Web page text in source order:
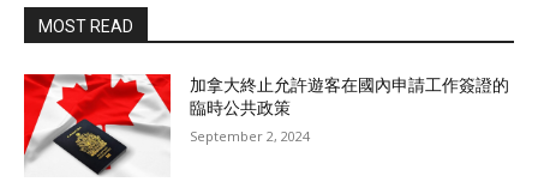
MOST READ
加拿大終止允許遊客在國內申請工作簽證的
臨時公共政策
September 2, 2024